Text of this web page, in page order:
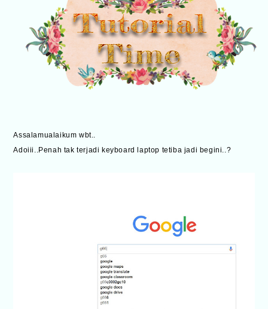
Assalamualaikum wbt..
Adoiii..Penah tak terjadi keyboard laptop tetiba jadi begini..?